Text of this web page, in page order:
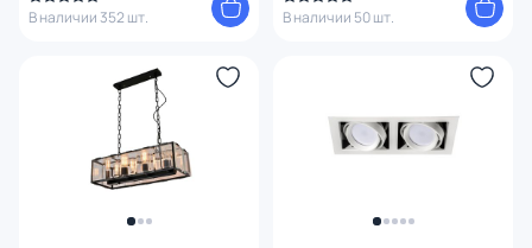
В наличии 352 шт. В наличии 50 шт.